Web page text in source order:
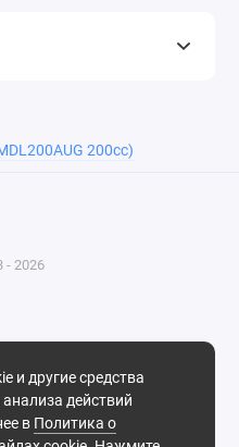
200cc)
и другие средства
действий
в Политика о
- 2026